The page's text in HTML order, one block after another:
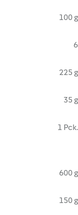
100 g
6
225 g
35 g
1 Pck.
600 g
150 g